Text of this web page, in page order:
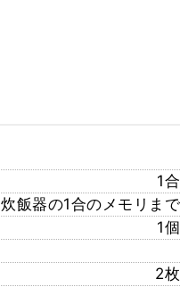
1合
炊飯器の1合のメモリまで
1個
2枚